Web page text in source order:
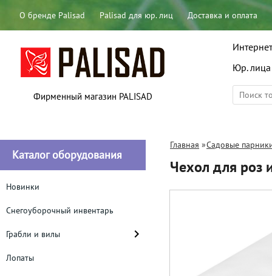
О бренде Palisad Palisad для юр. лиц Доставка и оплата
Фирменный магазин PALISAD
Юр. лица
Каталог оборудования
Новинки
Снегоуборочный инвентарь
Грабли и вилы
Лопаты
Главная »Садовые
Чехол для роз